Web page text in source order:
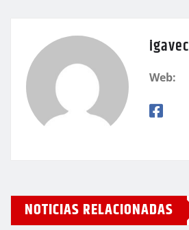
igavec
Web:
NOTICIAS RELACIONADAS